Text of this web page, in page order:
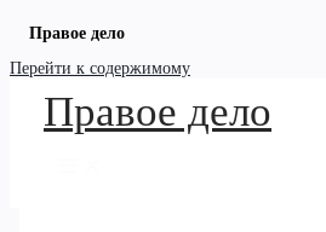
Правое дело
Перейти к содержимому
Правое дело